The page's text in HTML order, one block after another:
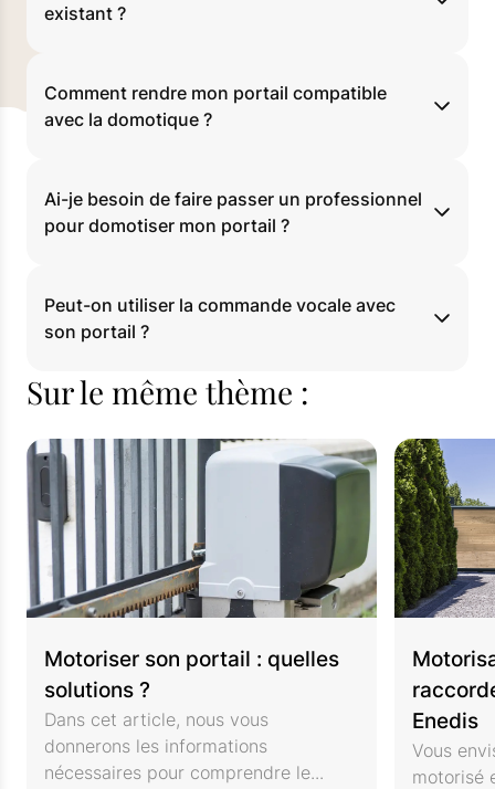
existant ?
Comment rendre mon portail compatible
avec la domotique ?
Ai-je besoin de faire passer un professionnel
pour domotiser mon portail ?
Peut-on utiliser la commande vocale avec
son portail ?
Sur le même thème :
Motoriser son portail : quelles
solutions ?
Dans cet article, nous vous
donnerons les informations
nécessaires pour comprendre le...
Enedis
Vous
motorisé